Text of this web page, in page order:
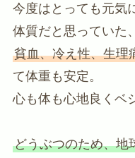
今度はとっても元気
体質だと思っていた、
貧血、冷え性、生理
て体重も安定。
心も体も心地良くベ
どうぶつのため、地